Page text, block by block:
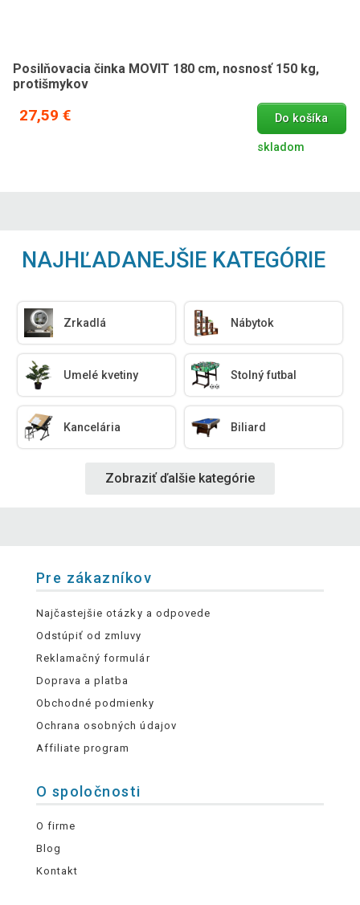
Posilňovacia činka MOVIT 180 cm, nosnosť 150 kg,
protišmykov
27,59 € Do košíka
skladom
NAJHĽADANEJŠIE KATEGÓRIE
Zrkadlá Nábytok
Umelé kvetiny Stolný futbal
Kancelária Biliard
Zobraziť ďalšie kategórie
Pre zákazníkov
Najčastejšie otázky a odpovede
Odstúpiť od zmluvy
Reklamačný formulár
Doprava a platba
Obchodné podmienky
Ochrana osobných údajov
Affiliate program
O spoločnosti
O firme
Blog
Kontakt